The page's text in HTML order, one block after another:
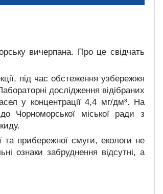
вичерпана. Про це свідчать
під час обстеження узбережжя
дослідження відібраних
у концентрації 4,4 мг/дм³. На
Чорноморської міської ради з
та прибережної смуги, екологи не
ознаки забруднення відсутні, а